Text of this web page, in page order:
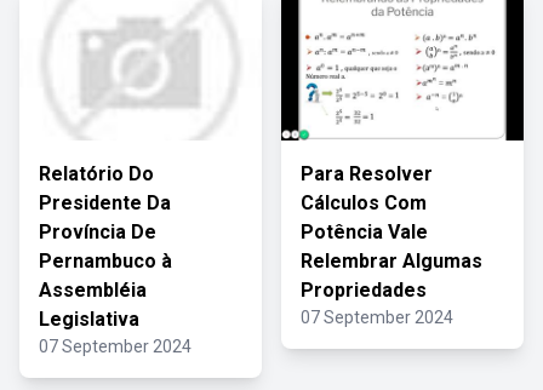
Relatório Do
Presidente Da
Província De
Pernambuco à
Assembléia
Legislativa
07 September 2024
Para Resolver
Cálculos Com
Potência Vale
Relembrar Algumas
Propriedades
07 September 2024